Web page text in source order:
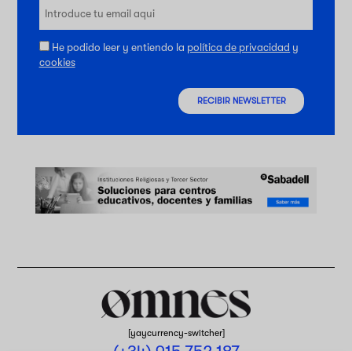
He podido leer y entiendo la política de privacidad y
cookies
RECIBIR NEWSLETTER
[yaycurrency-switcher]